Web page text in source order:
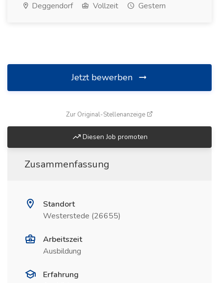
Deggendorf Vollzeit Gestern
Jetzt bewerben
Zur Original-Stellenanzeige
Diesen Job promoten
Zusammenfassung
Standort
Westerstede (26655)
Arbeitszeit
Ausbildung
Erfahrung